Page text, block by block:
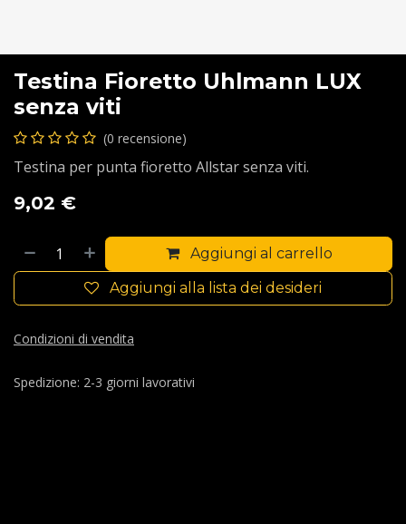
Testina Fioretto Uhlmann LUX
senza viti
(0 recensione)
Testina per punta fioretto Allstar senza viti.
9,02 €
Aggiungi al carrello
Aggiungi alla lista dei desideri
Condizioni di vendita
Spedizione: 2-3 giorni lavorativi